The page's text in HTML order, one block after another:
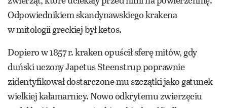
Odpowiednikiem skandynawskiego krakena
w mitologii greckiej był ketos.
Dopiero w 1857 r. kraken opuścił sferę mitów, gdy
duński uczony Japetus Steenstrup poprawnie
zidentyfikował dostarczone mu szczątki jako gatunek
wielkiej kałamarnicy. Nowo odkrytemu zwierzęciu